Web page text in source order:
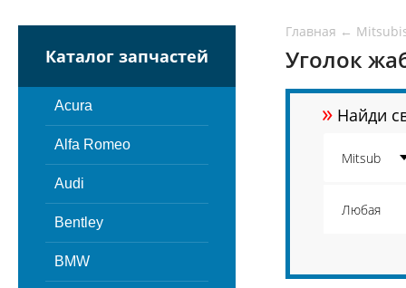
Каталог запчастей
Acura
Alfa Romeo
Audi
Bentley
BMW
Главная ←
Уголок
» Найди